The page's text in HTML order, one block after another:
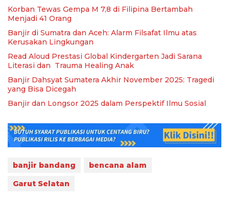
Korban Tewas Gempa M 7,8 di Filipina Bertambah
Menjadi 41 Orang
Banjir di Sumatra dan Aceh: Alarm Filsafat Ilmu atas
Kerusakan Lingkungan
Read Aloud Prestasi Global Kindergarten Jadi Sarana
Literasi dan Trauma Healing Anak
Banjir Dahsyat Sumatera Akhir November 2025: Tragedi
yang Bisa Dicegah
Banjir dan Longsor 2025 dalam Perspektif Ilmu Sosial
banjir bandang
bencana alam
Garut Selatan